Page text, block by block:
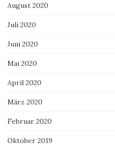
August 2020
Juli 2020
Juni 2020
Mai 2020
April 2020
März 2020
Februar 2020
Oktober 2019